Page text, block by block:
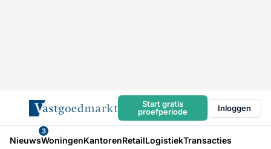
Start gratis
proefperiode
Inloggen
Nieuws
3
WoningenKantorenRetailLogistiekTransacties